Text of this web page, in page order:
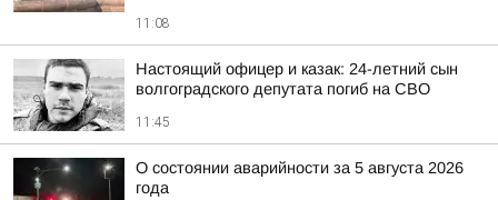
11:08
Настоящий офицер и казак: 24-летний сын
волгоградского депутата погиб на СВО
11:45
О состоянии аварийности за 5 августа 2026
года